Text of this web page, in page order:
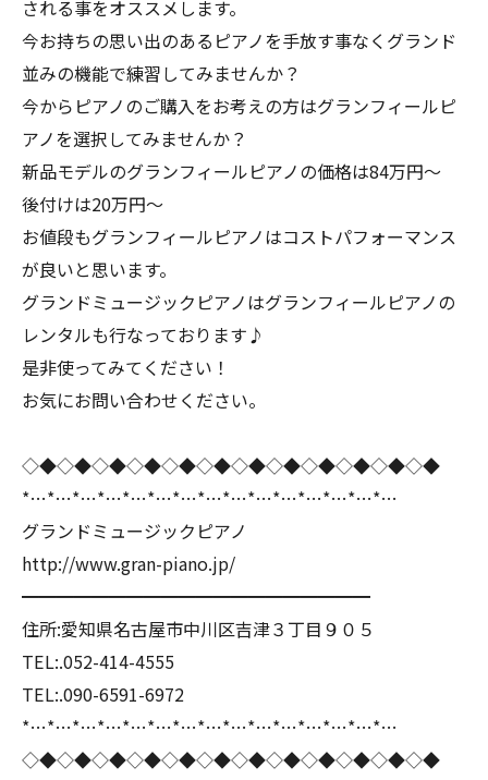
される事をオススメします。
今お持ちの思い出のあるピアノを手放す事なくグランド
並みの機能で練習してみませんか？
今からピアノのご購入をお考えの方はグランフィールピ
アノを選択してみませんか？
新品モデルのグランフィールピアノの価格は84万円〜
後付けは20万円〜
お値段もグランフィールピアノはコストパフォーマンス
が良いと思います。
グランドミュージックピアノはグランフィールピアノの
レンタルも行なっております♪
是非使ってみてください！
お気にお問い合わせください。
◇◆◇◆◇◆◇◆◇◆◇◆◇◆◇◆◇◆◇◆◇◆◇◆
*…*…*…*…*…*…*…*…*…*…*…*…*…*…*…
グランドミュージックピアノ
http://www.gran-piano.jp/
━━━━━━━━━━━━━━━━━━━━
住所:愛知県名古屋市中川区吉津３丁目９０５
TEL:.052-414-4555
TEL:.090-6591-6972
*…*…*…*…*…*…*…*…*…*…*…*…*…*…*…
◇◆◇◆◇◆◇◆◇◆◇◆◇◆◇◆◇◆◇◆◇◆◇◆